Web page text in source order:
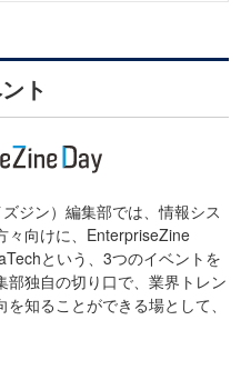
ト
ジン）編集部では、情報シス
々向けに、EnterpriseZine
という、3つのイベントを
部独自の切り口で、業界トレン
知ることができる場として、